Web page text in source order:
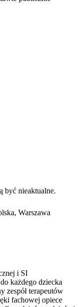
być nieaktualne.
Warszawa
i SI
każdego dziecka
zespół terapeutów
fachowej opiece